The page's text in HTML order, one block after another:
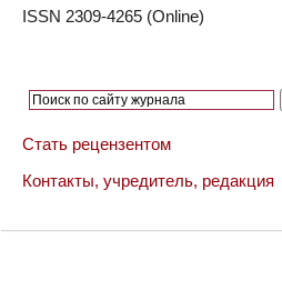
ISSN 2309-4265 (Online)
Стать рецензентом
Контакты, учредитель, редакция